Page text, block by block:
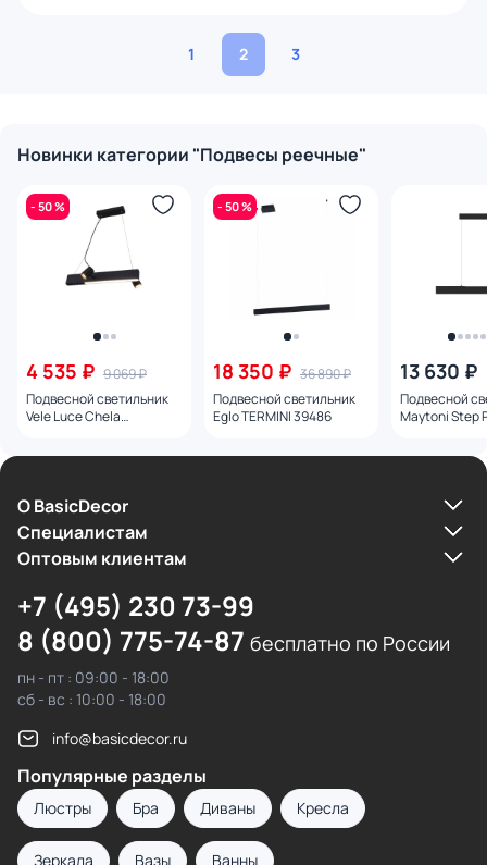
1 2 3
Новинки категории "Подвесы реечные"
- 50 %
4 535 ₽ 9 069 ₽
Подвесной светильник
Vele Luce Chela
- 50 %
18 350 ₽ 36 890 ₽
Подвесной светильник
Eglo TERMINI 39486
13 630 ₽
Подвесной
Maytoni Step
О BasicDecor
Cпециалистам
Оптовым клиентам
+7 (495) 230 73-99
8 (800) 775-74-87 бесплатно по России
пн - пт : 09:00 - 18:00
сб - вс : 10:00 - 18:00
info@basicdecor.ru
Популярные разделы
Люстры Бра Диваны Кресла
Зеркала Вазы Ванны